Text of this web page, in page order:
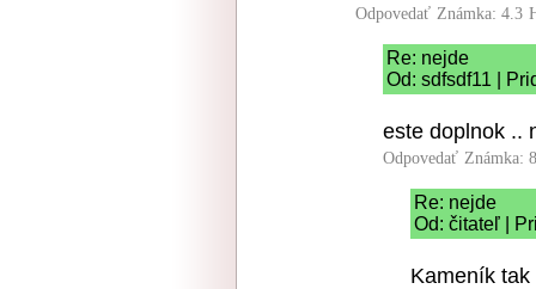
Odpovedať Známka: 4.3
Re: nejde
Od: sdfsdf11 |
este doplnok ..
Odpovedať Známka:
Re: nejde
Od: čitateľ |
Kameník tak